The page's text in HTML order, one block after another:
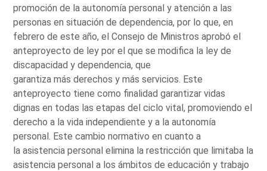
promoción de la autonomía personal y atención a las
personas en situación de dependencia, por lo que, en
febrero de este año, el Consejo de Ministros aprobó el
anteproyecto de ley por el que se modifica la ley de
discapacidad y dependencia, que
garantiza más derechos y más servicios. Este
anteproyecto tiene como finalidad garantizar vidas
dignas en todas las etapas del ciclo vital, promoviendo el
derecho a la vida independiente y a la autonomía
personal. Este cambio normativo en cuanto a
la asistencia personal elimina la restricción que limitaba la
asistencia personal a los ámbitos de educación y trabajo